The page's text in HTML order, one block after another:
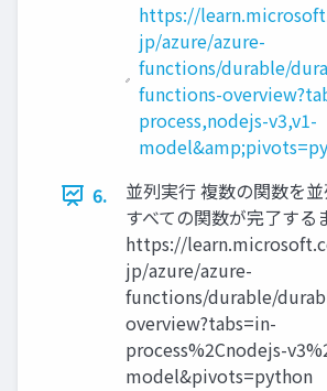
https://
jp/azure/azure-
functions/durable/
functions-
process,nodejs-v3,v1-
6.
並列実行 複数の関数を並
すべての関数が完了する
https://
jp/azure/azure-
functions/durable/
overview?tabs=in-
process%2Cnodejs-
model&pivots=python